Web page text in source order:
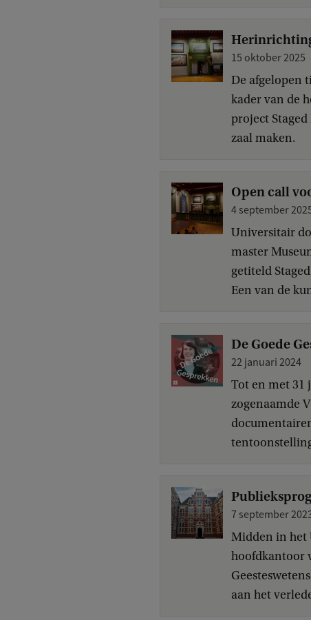
15 oktober 2025
De afgelopen
kader van de
project
zaal maken.
Open call
4 september
Universitair
master
getiteld
Een van de
De Goede
22 januari 2024
Tot en met 31
zogenaamde
7 september
Midden in het
hoofdkantoor
aan het